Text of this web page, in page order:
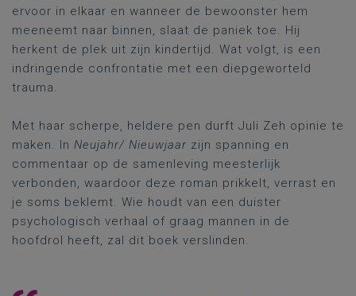
ervoor in elkaar en wanneer de bewoonster hem
meeneemt naar binnen, slaat de paniek toe. Hij
herkent de plek uit zijn kindertijd. Wat volgt, is een
indringende confrontatie met een diepgeworteld
trauma.
Met haar scherpe, heldere pen durft Juli Zeh opinie te
maken. In Neujahr/ Nieuwjaar zijn spanning en
commentaar op de samenleving meesterlijk
verbonden, waardoor deze roman prikkelt, verrast en
je soms beklemt. Wie houdt van een duister
psychologisch verhaal of graag mannen in de
hoofdrol heeft, zal dit boek verslinden.